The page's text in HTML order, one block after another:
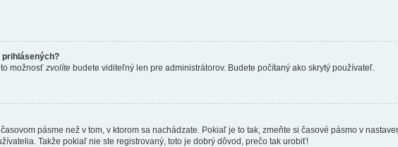
prihlásených?
možnosť zvolíte budete viditeľný len pre administrátorov. Budete počítaný ako skrytý používateľ.
pásme než v tom, v ktorom sa nachádzate. Pokiaľ je to tak, zmeňte si časové pásmo v
Takže pokiaľ nie ste registrovaný, toto je dobrý dôvod, prečo tak urobiť!